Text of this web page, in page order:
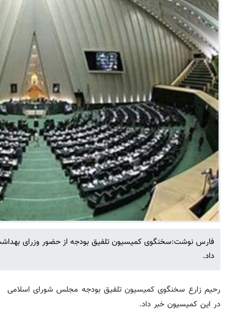
فارس نوشت:سخنگوی کمیسیون تلفیق بودجه از حضور وزرای
داد.
رحیم زارع سخنگوی کمیسیون تلفیق بودجه مجلس شورای اسلامی
در این کمیسیون خبر داد.